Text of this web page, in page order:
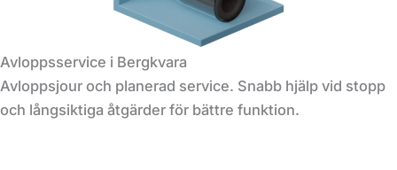
Avloppsservice i Bergkvara
Avloppsjour och planerad service. Snabb hjälp vid stopp
och långsiktiga åtgärder för bättre funktion.